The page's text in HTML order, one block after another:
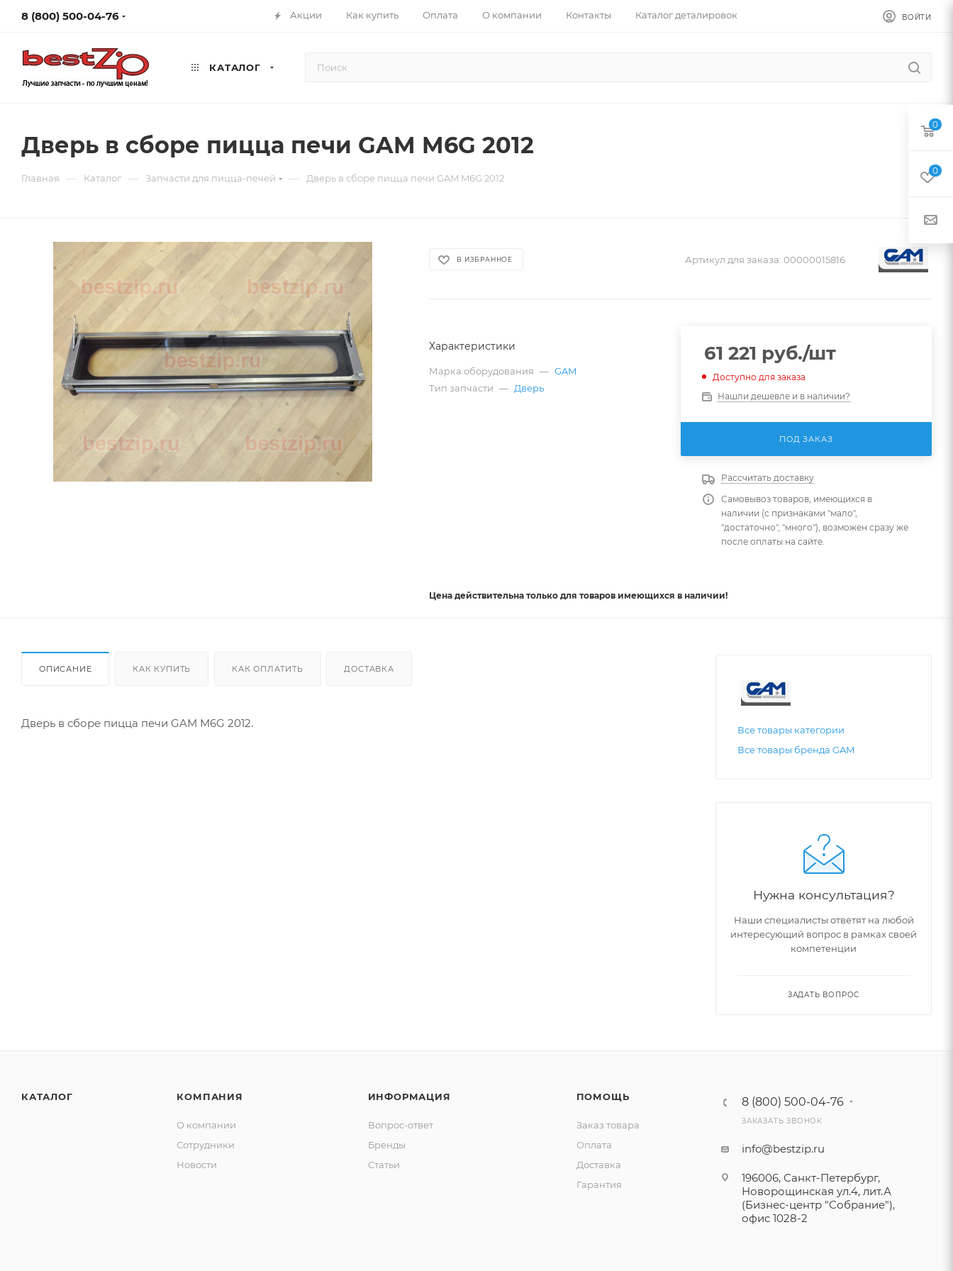
8 (800) 500-04-76 Акции Как купить Оплата О компании Контакты Каталог деталировок ВОЙТИ
КАТАЛОГ
Дверь в сборе пицца печи GAM M6G 2012
Главная — Каталог — Запчасти для пицца-печей — Дверь в сборе пицца печи GAM M6G 2012
В ИЗБРАННОЕ Артикул для заказа: 00000015816
Характеристики
Марка оборудования — GAM
Тип запчасти — Дверь
61 221 руб./шт
Доступно для заказа
Нашли дешевле и в наличии?
ПОД ЗАКАЗ
Рассчитать доставку
Самовывоз товаров, имеющихся в
наличии (с признаками "мало",
"достаточно", "много"), возможен сразу же
после оплаты на сайте.
Цена действительна только для товаров имеющихся в наличии!
ОПИСАНИЕ КАК КУПИТЬ КАК ОПЛАТИТЬ ДОСТАВКА
Дверь в сборе пицца печи GAM M6G 2012.
Все товары категории
Все товары бренда GAM
Нужна консультация?
Наши специалисты ответят на любой
интересующий вопрос в рамках своей
компетенции
ЗАДАТЬ ВОПРОС
КАТАЛОГ КОМПАНИЯ
О компании
Сотрудники
Новости
ИНФОРМАЦИЯ
Вопрос-ответ
Бренды
Статьи
ПОМОЩЬ
Заказ товара
Оплата
Доставка
Гарантия
8 (800) 500-04-76
ЗАКАЗАТЬ ЗВОНОК
info@bestzip.ru
196006, Санкт-Петербург,
Новорощинская ул.4, лит.А
(Бизнес-центр "Собрание"),
офис 1028-2
0
0